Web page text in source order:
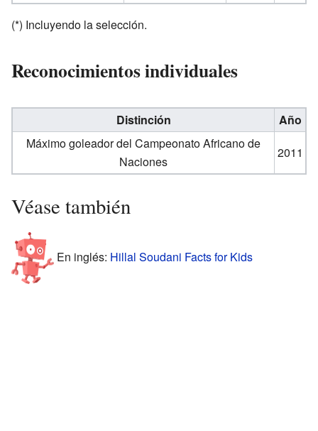
(*) Incluyendo la selección.
Reconocimientos individuales
Distinción
Año
Máximo goleador del Campeonato Africano de
Naciones
2011
Véase también
En inglés: Hillal Soudani Facts for Kids